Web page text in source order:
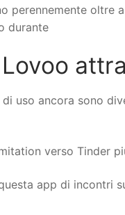
perennemente
durante
uso ancora sono
verso Tinder
app di incontri